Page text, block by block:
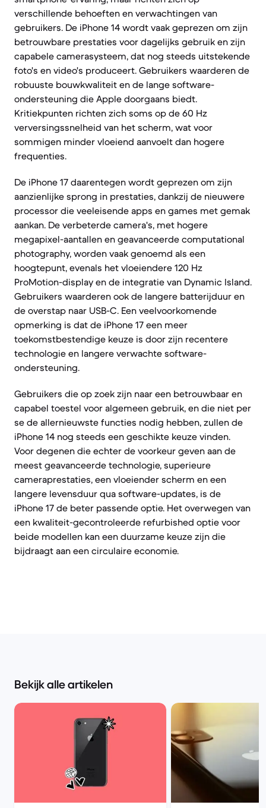
verschillende behoeften en verwachtingen van
gebruikers. De iPhone 14 wordt vaak geprezen om zijn
betrouwbare prestaties voor dagelijks gebruik en zijn
capabele camerasysteem, dat nog steeds uitstekende
foto's en video's produceert. Gebruikers waarderen de
robuuste bouwkwaliteit en de lange software-
ondersteuning die Apple doorgaans biedt.
Kritiekpunten richten zich soms op de 60 Hz
verversingssnelheid van het scherm, wat voor
sommigen minder vloeiend aanvoelt dan hogere
frequenties.
De iPhone 17 daarentegen wordt geprezen om zijn
aanzienlijke sprong in prestaties, dankzij de nieuwere
processor die veeleisende apps en games met gemak
aankan. De verbeterde camera's, met hogere
megapixel-aantallen en geavanceerde computational
photography, worden vaak genoemd als een
hoogtepunt, evenals het vloeiendere 120 Hz
ProMotion-display en de integratie van Dynamic Island.
Gebruikers waarderen ook de langere batterijduur en
de overstap naar USB-C. Een veelvoorkomende
opmerking is dat de iPhone 17 een meer
toekomstbestendige keuze is door zijn recentere
technologie en langere verwachte software-
ondersteuning.
Gebruikers die op zoek zijn naar een betrouwbaar en
capabel toestel voor algemeen gebruik, en die niet per
se de allernieuwste functies nodig hebben, zullen de
iPhone 14 nog steeds een geschikte keuze vinden.
Voor degenen die echter de voorkeur geven aan de
meest geavanceerde technologie, superieure
cameraprestaties, een vloeiender scherm en een
langere levensduur qua software-updates, is de
iPhone 17 de beter passende optie. Het overwegen van
een kwaliteit-gecontroleerde refurbished optie voor
beide modellen kan een duurzame keuze zijn die
bijdraagt aan een circulaire economie.
Bekijk alle artikelen